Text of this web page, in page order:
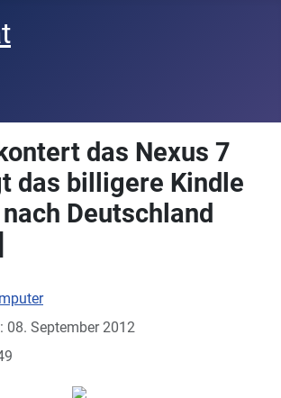
das Nexus 7
das billigere Kindle
Deutschland
08. September 2012